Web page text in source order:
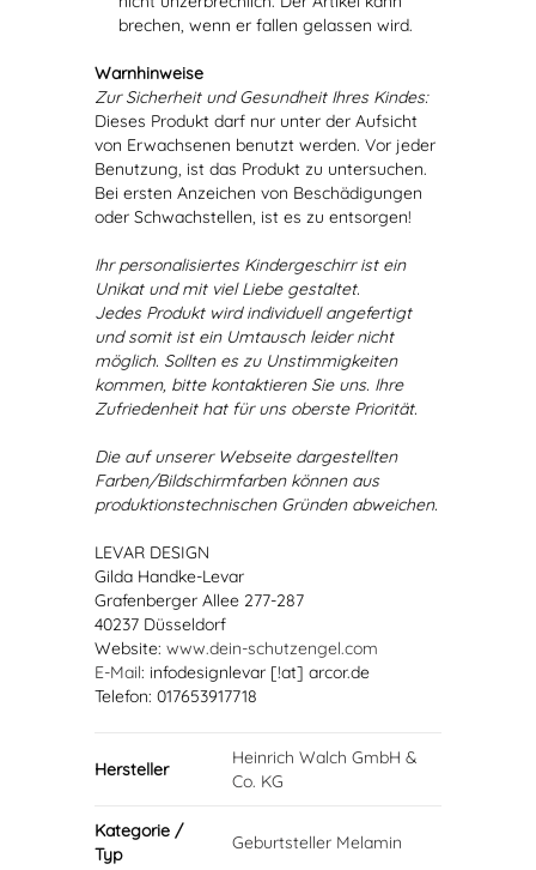
brechen, wenn er fallen gelassen wird.
Warnhinweise
Zur Sicherheit und Gesundheit Ihres Kindes:
Dieses Produkt darf nur unter der Aufsicht
von Erwachsenen benutzt werden. Vor jeder
Benutzung, ist das Produkt zu untersuchen.
Bei ersten Anzeichen von Beschädigungen
oder Schwachstellen, ist es zu entsorgen!
Ihr personalisiertes Kindergeschirr ist ein
Unikat und mit viel Liebe gestaltet.
Jedes Produkt wird individuell angefertigt
und somit ist ein Umtausch leider nicht
möglich. Sollten es zu Unstimmigkeiten
kommen, bitte kontaktieren Sie uns. Ihre
Zufriedenheit hat für uns oberste Priorität.
Die auf unserer Webseite dargestellten
Farben/Bildschirmfarben können aus
produktionstechnischen Gründen abweichen.
LEVAR DESIGN
Gilda Handke-Levar
Grafenberger Allee 277-287
40237 Düsseldorf
Website: www.dein-schutzengel.com
E-Mail: infodesignlevar [!at] arcor.de
Telefon: 017653917718
Hersteller
Heinrich Walch GmbH &
Co. KG
Kategorie /
Typ
Geburtsteller Melamin